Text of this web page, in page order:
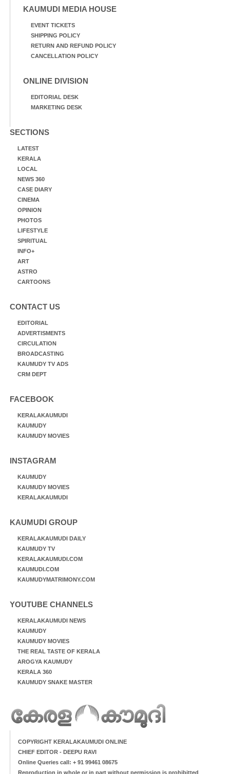
KAUMUDI MEDIA HOUSE
EVENT TICKETS
SHIPPING POLICY
RETURN AND REFUND POLICY
CANCELLATION POLICY
ONLINE DIVISION
EDITORIAL DESK
MARKETING DESK
SECTIONS
LATEST
KERALA
LOCAL
NEWS 360
CASE DIARY
CINEMA
OPINION
PHOTOS
LIFESTYLE
SPIRITUAL
INFO+
ART
ASTRO
CARTOONS
CONTACT US
EDITORIAL
ADVERTISMENTS
CIRCULATION
BROADCASTING
KAUMUDY TV ADS
CRM DEPT
FACEBOOK
KERALAKAUMUDI
KAUMUDY
KAUMUDY MOVIES
INSTAGRAM
KAUMUDY
KAUMUDY MOVIES
KERALAKAUMUDI
KAUMUDI GROUP
KERALAKAUMUDI DAILY
KAUMUDY TV
KERALAKAUMUDI.COM
KAUMUDI.COM
KAUMUDYMATRIMONY.COM
YOUTUBE CHANNELS
KERALAKAUMUDI NEWS
KAUMUDY
KAUMUDY MOVIES
THE REAL TASTE OF KERALA
AROGYA KAUMUDY
KERALA 360
KAUMUDY SNAKE MASTER
COPYRIGHT KERALAKAUMUDI ONLINE
CHIEF EDITOR - DEEPU RAVI
Online Queries call: + 91 99461 08675
Reproduction in whole or in part without permission is prohibitted